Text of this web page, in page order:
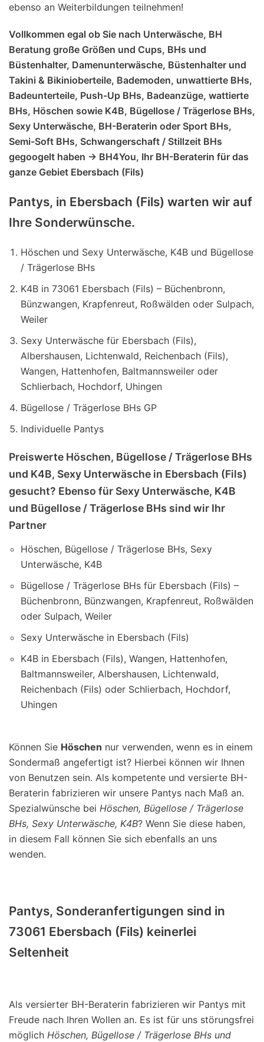
ebenso an Weiterbildungen teilnehmen!
Vollkommen egal ob Sie nach Unterwäsche, BH
Beratung große Größen und Cups, BHs und
Büstenhalter, Damenunterwäsche, Büstenhalter und
Takini & Bikinioberteile, Bademoden, unwattierte BHs,
Badeunterteile, Push-Up BHs, Badeanzüge, wattierte
BHs, Höschen sowie K4B, Bügellose / Trägerlose BHs,
Sexy Unterwäsche, BH-Beraterin oder Sport BHs,
Semi-Soft BHs, Schwangerschaft / Stillzeit BHs
gegoogelt haben -> BH4You, Ihr BH-Beraterin für das
ganze Gebiet Ebersbach (Fils)
Pantys, in Ebersbach (Fils) warten wir auf
Ihre Sonderwünsche.
Höschen und Sexy Unterwäsche, K4B und Bügellose
/ Trägerlose BHs
K4B in 73061 Ebersbach (Fils) – Büchenbronn,
Bünzwangen, Krapfenreut, Roßwälden oder Sulpach,
Weiler
Sexy Unterwäsche für Ebersbach (Fils),
Albershausen, Lichtenwald, Reichenbach (Fils),
Wangen, Hattenhofen, Baltmannsweiler oder
Schlierbach, Hochdorf, Uhingen
Bügellose / Trägerlose BHs GP
Individuelle Pantys
Preiswerte Höschen, Bügellose / Trägerlose BHs
und K4B, Sexy Unterwäsche in Ebersbach (Fils)
gesucht? Ebenso für Sexy Unterwäsche, K4B
und Bügellose / Trägerlose BHs sind wir Ihr
Partner
Höschen, Bügellose / Trägerlose BHs, Sexy
Unterwäsche, K4B
Bügellose / Trägerlose BHs für Ebersbach (Fils) –
Büchenbronn, Bünzwangen, Krapfenreut, Roßwälden
oder Sulpach, Weiler
Sexy Unterwäsche in Ebersbach (Fils)
K4B in Ebersbach (Fils), Wangen, Hattenhofen,
Baltmannsweiler, Albershausen, Lichtenwald,
Reichenbach (Fils) oder Schlierbach, Hochdorf,
Uhingen
Können Sie Höschen nur verwenden, wenn es in einem
Sondermaß angefertigt ist? Hierbei können wir Ihnen
von Benutzen sein. Als kompetente und versierte BH-
Beraterin fabrizieren wir unsere Pantys nach Maß an.
Spezialwünsche bei Höschen, Bügellose / Trägerlose
BHs, Sexy Unterwäsche, K4B? Wenn Sie diese haben,
in diesem Fall können Sie sich ebenfalls an uns
wenden.
Pantys, Sonderanfertigungen sind in
73061 Ebersbach (Fils) keinerlei
Seltenheit
Als versierter BH-Beraterin fabrizieren wir Pantys mit
Freude nach Ihren Wollen an. Es ist für uns störungsfrei
möglich Höschen, Bügellose / Trägerlose BHs und